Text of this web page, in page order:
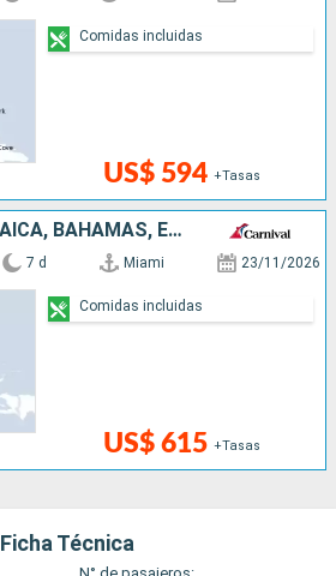
US$ 594 +Tasas
Comidas incluidas
ISLAS CAIMÁN, JAMAICA, BAHAMAS, ESTADOS UNIDOS
7 d Miami 23/11/2026
US$ 615 +Tasas
Comidas incluidas
Ficha Técnica